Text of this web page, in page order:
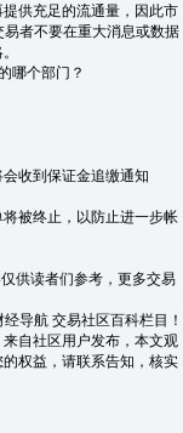
供充足的流通量，因此市
易者不要在重大消息或数据
哪个部门？
收到保证金追缴通知
被终止，以防止进一步帐
供读者们参考，更多交易
导航 交易社区百科栏目！
自社区用户发布，本文观
权益，请联系告知，核实